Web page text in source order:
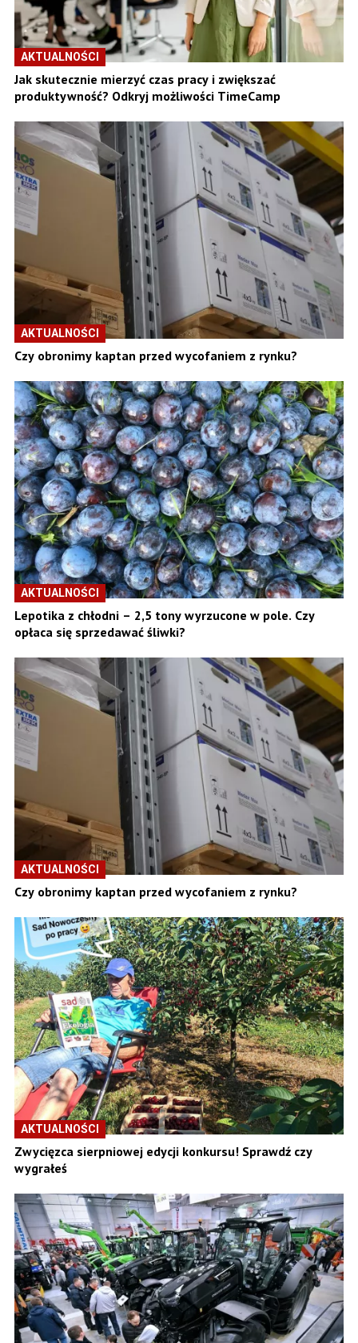
AKTUALNOŚCI
Jak skutecznie mierzyć czas pracy i zwiększać
produktywność? Odkryj możliwości TimeCamp
AKTUALNOŚCI
Czy obronimy kaptan przed wycofaniem z rynku?
AKTUALNOŚCI
Lepotika z chłodni – 2,5 tony wyrzucone w pole. Czy
opłaca się sprzedawać śliwki?
AKTUALNOŚCI
Czy obronimy kaptan przed wycofaniem z rynku?
AKTUALNOŚCI
Zwycięzca sierpniowej edycji konkursu! Sprawdź czy
wygrałeś